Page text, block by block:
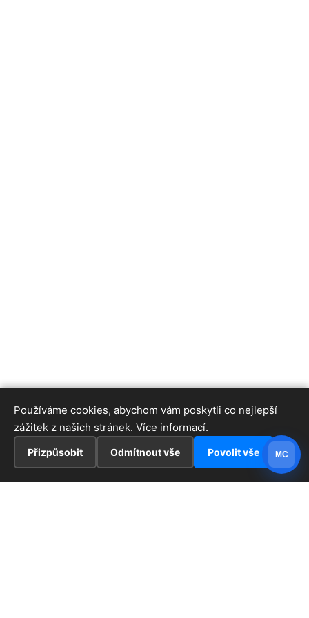
Používáme cookies, abychom vám poskytli co nejlepší
zážitek z našich stránek. Více informací.
Přizpůsobit Odmítnout vše Povolit vše MC